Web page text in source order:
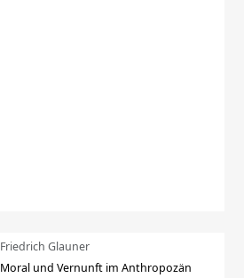
Friedrich Glauner
Moral und Vernunft im Anthropozän